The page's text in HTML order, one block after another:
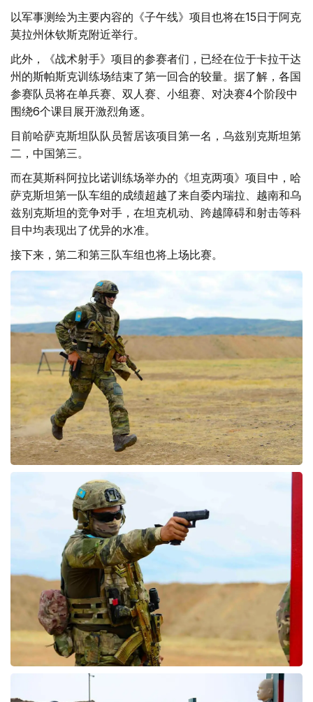
以军事测绘为主要内容的《子午线》项目也将在15日于阿克
莫拉州休钦斯克附近举行。
此外，《战术射手》项目的参赛者们，已经在位于卡拉干达
州的斯帕斯克训练场结束了第一回合的较量。据了解，各国
参赛队员将在单兵赛、双人赛、小组赛、对决赛4个阶段中
围绕6个课目展开激烈角逐。
目前哈萨克斯坦队队员暂居该项目第一名，乌兹别克斯坦第
二，中国第三。
而在莫斯科阿拉比诺训练场举办的《坦克两项》项目中，哈
萨克斯坦第一队车组的成绩超越了来自委内瑞拉、越南和乌
兹别克斯坦的竞争对手，在坦克机动、跨越障碍和射击等科
目中均表现出了优异的水准。
接下来，第二和第三队车组也将上场比赛。